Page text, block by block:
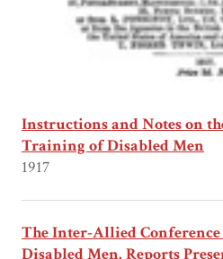
Instructions and Notes on
Training of Disabled Men
1917
The Inter-Allied
Disabled Men. Reports